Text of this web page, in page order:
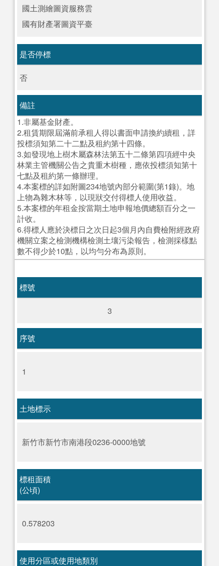
國土測繪圖資服務雲
國有財產署圖資平臺
是否停標
否
備註
1.非屬基金財產。
2.租賃期限屆滿前承租人得以書面申請換約續租，詳
投標須知第二十二點及租約第十四條。
3.如發現地上樹木屬森林法第五十二條第四項經中央
林業主管機關公告之貴重木樹種，應依投標須知第十
七點及租約第一條辦理。
4.本案標的詳如附圖234地號內部分範圍(第1錄)。地
上物為雜木林等，以現狀交付得標人使用收益。
5.本案標的年租金按當期土地申報地價總額百分之一
計收。
6.得標人應於決標日之次日起3個月內自費檢附經政府
機關立案之檢測機構檢測土壤污染報告，檢測採樣點
數不得少於10點，以均勻分布為原則。
標號
3
序號
1
土地標示
新竹市新竹市南港段0236-0000地號
標租面積
(公頃)
0.578203
使用分區或使用地類別